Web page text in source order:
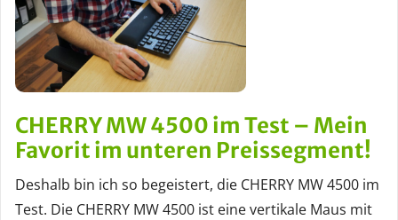
CHERRY MW 4500 im Test – Mein
Favorit im unteren Preissegment!
Deshalb bin ich so begeistert, die CHERRY MW 4500 im
Test. Die CHERRY MW 4500 ist eine vertikale Maus mit